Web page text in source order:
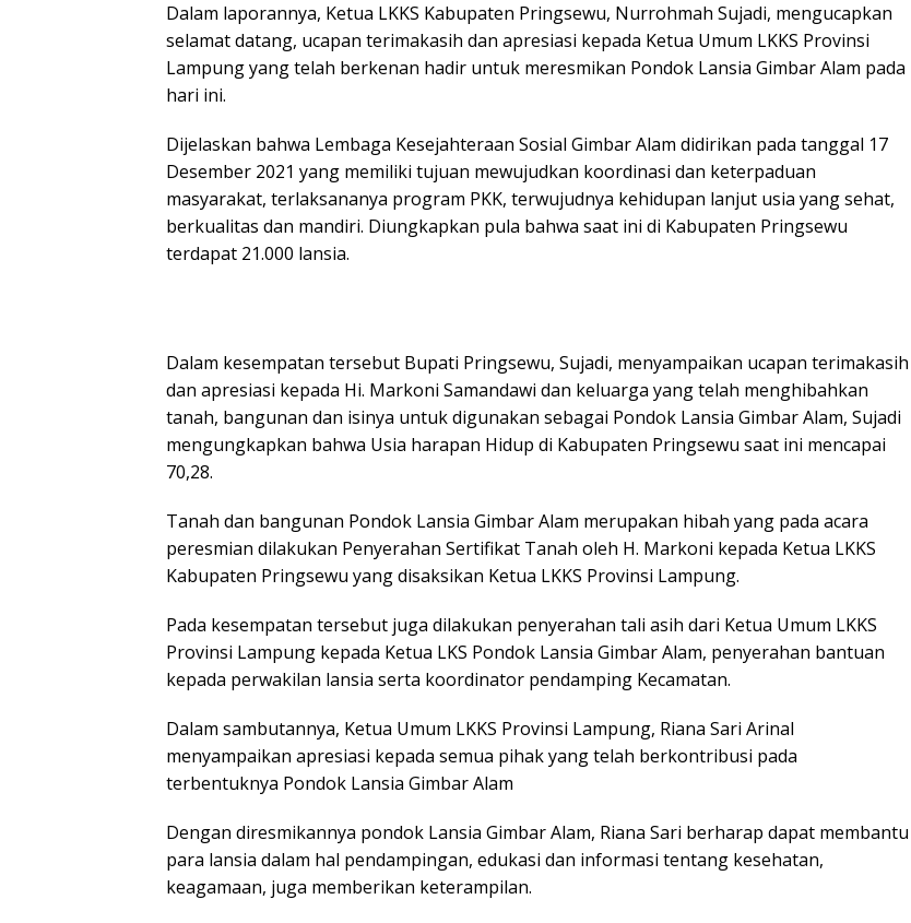
Dalam laporannya, Ketua LKKS Kabupaten Pringsewu, Nurrohmah Sujadi, mengucapkan
selamat datang, ucapan terimakasih dan apresiasi kepada Ketua Umum LKKS Provinsi
Lampung yang telah berkenan hadir untuk meresmikan Pondok Lansia Gimbar Alam pada
hari ini.
Dijelaskan bahwa Lembaga Kesejahteraan Sosial Gimbar Alam didirikan pada tanggal 17
Desember 2021 yang memiliki tujuan mewujudkan koordinasi dan keterpaduan
masyarakat, terlaksananya program PKK, terwujudnya kehidupan lanjut usia yang sehat,
berkualitas dan mandiri. Diungkapkan pula bahwa saat ini di Kabupaten Pringsewu
terdapat 21.000 lansia.
Dalam kesempatan tersebut Bupati Pringsewu, Sujadi, menyampaikan ucapan terimakasih
dan apresiasi kepada Hi. Markoni Samandawi dan keluarga yang telah menghibahkan
tanah, bangunan dan isinya untuk digunakan sebagai Pondok Lansia Gimbar Alam, Sujadi
mengungkapkan bahwa Usia harapan Hidup di Kabupaten Pringsewu saat ini mencapai
70,28.
Tanah dan bangunan Pondok Lansia Gimbar Alam merupakan hibah yang pada acara
peresmian dilakukan Penyerahan Sertifikat Tanah oleh H. Markoni kepada Ketua LKKS
Kabupaten Pringsewu yang disaksikan Ketua LKKS Provinsi Lampung.
Pada kesempatan tersebut juga dilakukan penyerahan tali asih dari Ketua Umum LKKS
Provinsi Lampung kepada Ketua LKS Pondok Lansia Gimbar Alam, penyerahan bantuan
kepada perwakilan lansia serta koordinator pendamping Kecamatan.
Dalam sambutannya, Ketua Umum LKKS Provinsi Lampung, Riana Sari Arinal
menyampaikan apresiasi kepada semua pihak yang telah berkontribusi pada
terbentuknya Pondok Lansia Gimbar Alam
Dengan diresmikannya pondok Lansia Gimbar Alam, Riana Sari berharap dapat membantu
para lansia dalam hal pendampingan, edukasi dan informasi tentang kesehatan,
keagamaan, juga memberikan keterampilan.